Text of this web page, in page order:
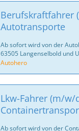
Autotransporte
Ab sofort wird von der
63505 Langenselbold und
Autohero
Lkw-Fahrer (m/
Ab sofort wird von der